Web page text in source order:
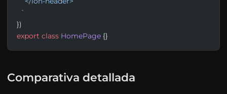
  `
})
export class HomePage {}
Comparativa detallada